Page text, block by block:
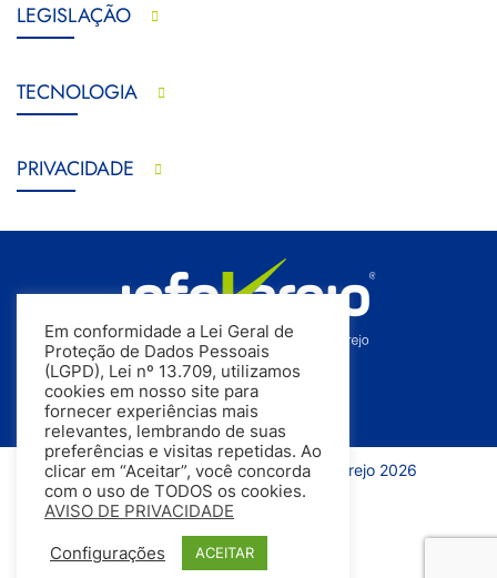
LEGISLAÇÃO
TECNOLOGIA
PRIVACIDADE
Todos os direitos reservados | InfoVarejo 2026
Em conformidade a Lei Geral de
Proteção de Dados Pessoais
(LGPD), Lei nº 13.709, utilizamos
cookies em nosso site para
fornecer experiências mais
relevantes, lembrando de suas
preferências e visitas repetidas. Ao
clicar em “Aceitar”, você concorda
com o uso de TODOS os cookies.
AVISO DE PRIVACIDADE
Configurações ACEITAR